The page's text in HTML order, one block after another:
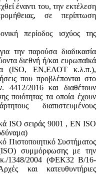
έναντι του, την εκτέλεση
σε περίπτωση
περίοδος ισχύος της
την παρούσα διαδικασία
διεθνή ή/και ευρωπαϊκά
(ISO, ΕΝ,ΕΛΟΤ κ.λ.π.),
που προβλέπονται στο
2016 και διαθέτουν
ποιότητας τα οποία έχουν
διαπιστευμένους
ISO σειράς 9001 , ΕΝ ISO
Πιστοποιητικό Συστήματος
συμμόρφωσης με την
1348/2004 (ΦΕΚ32 Β/16-
και κατευθυντήριες